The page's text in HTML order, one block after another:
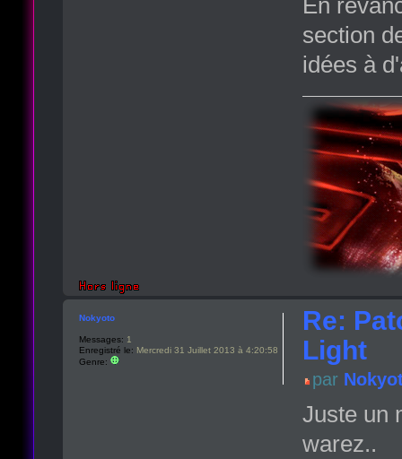
En
section
idées à
Re:
Light
par
Juste un
warez..
Nokyoto
Messages: 1
Enregistré le: Mercredi 31 Juillet 2013 à 4:20:58
Genre: